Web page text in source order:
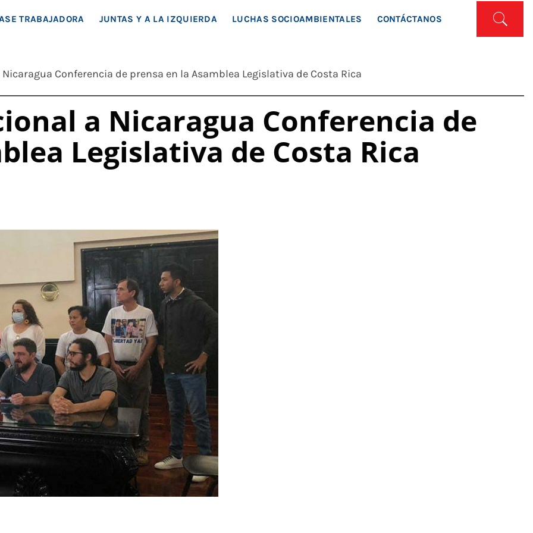
SOCIALISTA
TRABAJADORA JUNTAS Y A LA IZQUIERDA LUCHAS SOCIOAMBIENTALES CONTÁCTANOS
Conferencia de prensa en la Asamblea Legislativa de Costa Rica
a Nicaragua Conferencia de
Legislativa de Costa Rica